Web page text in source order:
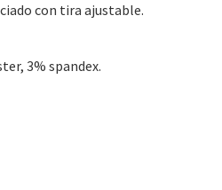
con tira ajustable.
3% spandex.